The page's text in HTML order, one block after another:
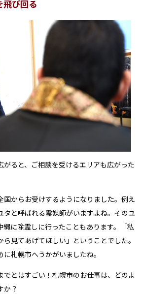
飛び回る
ると、ご相談を受けるエリアも広がった
からお受けするようになりました。例え
タと呼ばれる霊媒師がいますよね。そのユ
縄に除霊しに行ったこともあります。「私
見てあげてほしい」ということでした。
札幌市へうかがいましたね。
とはすごい！札幌市のお仕事は、どのよ
か？